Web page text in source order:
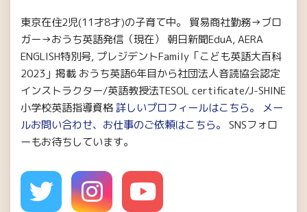
東京在住2児(11才8才)の子育て中。 貿易商社勤務→ブロ
ガー→おうち英語発信（現在） 朝日新聞EduA, AERA
ENGLISH特別号, プレジデントFamily「こども英語大百科
2023」掲載 おうち英語6年目から社団法人音読協会認定
インストラクター/英語教授法TESOL certificate/J-SHINE
小学校英語指導資格詳しいプロフィールはこちら。
メー
ルお問い合わせ、お仕事のご依頼はこちら。
SNSフォロ
ーもお待ちしています。